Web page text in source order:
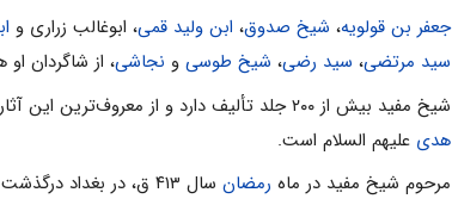
جعفر بن قولویه، شیخ صدوق، ابن ولید قمی، ابوغالب زراری و
سید مرتضى، سید رضى، شیخ طوسى و نجاشى، از شاگردان
شیخ مفید بیش از ۲۰۰ جلد تألیف دارد و از معروف‌ترین این آثار:
هدی علیهم السلام است.
مرحوم شیخ مفید در ماه رمضان سال ۴۱۳ ق، در بغداد درگذشت و در